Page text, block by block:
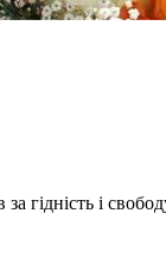
гідність і